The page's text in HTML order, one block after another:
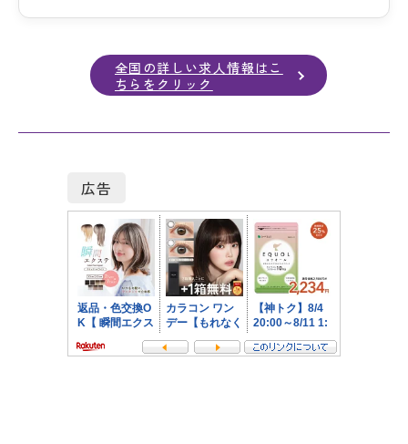
全国の詳しい求人情報はこ
ちらをクリック
広告